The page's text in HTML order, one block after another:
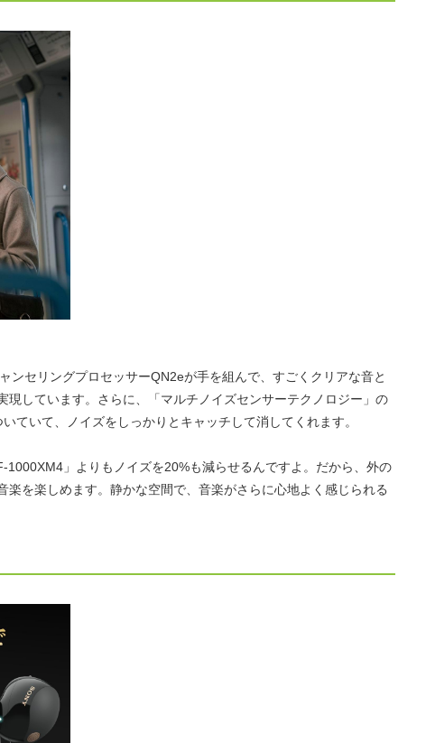
ンセリングプロセッサーQN2eが手を組んで、すごくクリアな音と
現しています。さらに、「マルチノイズセンサーテクノロジー」の
ていて、ノイズをしっかりとキャッチして消してくれます。
1000XM4」よりもノイズを20%も減らせるんですよ。だから、外の
楽を楽しめます。静かな空間で、音楽がさらに心地よく感じられる